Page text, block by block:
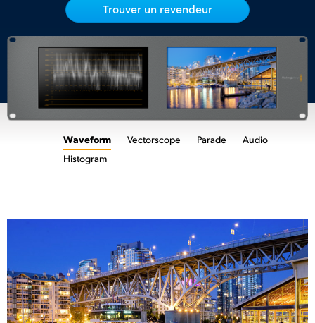
Ukraine
United Kingdom
United States
Trouver un revendeur
Waveform Vectorscope Parade
Audio
Histogram